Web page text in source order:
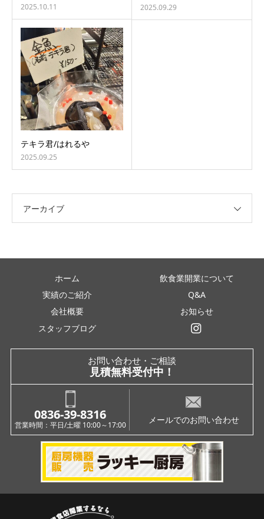
2025.10.11 2025.09.29
テキラ君/はれるや
2025.09.25
アーカイブ
ホーム
飲食業開業について
実績のご紹介
Q&A
会社概要
お知らせ
スタッフブログ
お問い合わせ・ご相談
見積無料受付中！
0836-39-8316
営業時間：平日/土曜 10:00～17:00 メールでのお問い合わせ